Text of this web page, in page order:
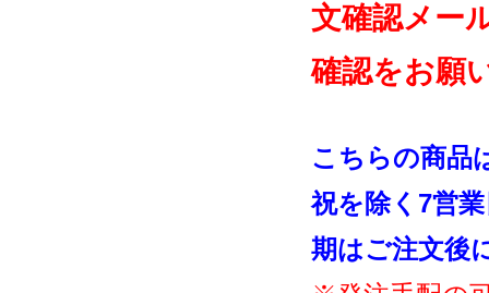
文確認メー
確認をお願
こちらの商品
祝を除く7営
期はご注文後